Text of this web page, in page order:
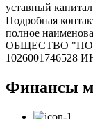
уставный
Подробная
полное
ОБЩЕСТВО
1026001746528
Финансы